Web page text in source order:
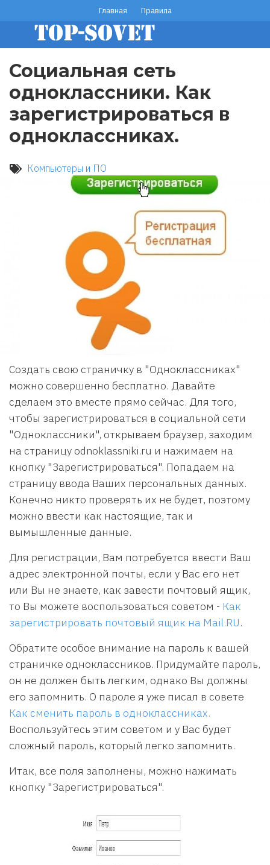
основному
содержанию
footer
menu
Главная Правила
Социальная сеть
одноклассники. Как
зарегистрироваться в
одноклассниках.
Компьютеры и ПО
Создать свою страничку в "Одноклассниках"
можно совершенно бесплатно. Давайте
сделаем это вместе прямо сейчас. Для того,
чтобы зарегистрироваться в социальной сети
"Одноклассники", открываем браузер, заходим
на страницу odnoklassniki.ru и нажимаем на
кнопку "Зарегистрироваться". Попадаем на
страницу ввода Ваших персональных данных.
Конечно никто проверять их не будет, поэтому
можно ввести как настоящие, так и
вымышленные данные.
Для регистрации, Вам потребуется ввести Ваш
адрес электронной почты, если у Вас его нет
или Вы не знаете, как завести почтовый ящик,
то Вы можете воспользоваться советом - Как
зарегистрировать почтовый ящик на Mail.RU.
Обратите особое внимание на пароль к вашей
страничке одноклассников. Придумайте пароль,
он не должен быть легким, однако Вы должны
его запомнить. О пароле я уже писал в совете
Как сменить пароль в одноклассниках.
Воспользуйтесь этим советом и у Вас будет
сложный пароль, который легко запомнить.
Итак, все поля заполнены, можно нажимать
кнопку "Зарегистрироваться".